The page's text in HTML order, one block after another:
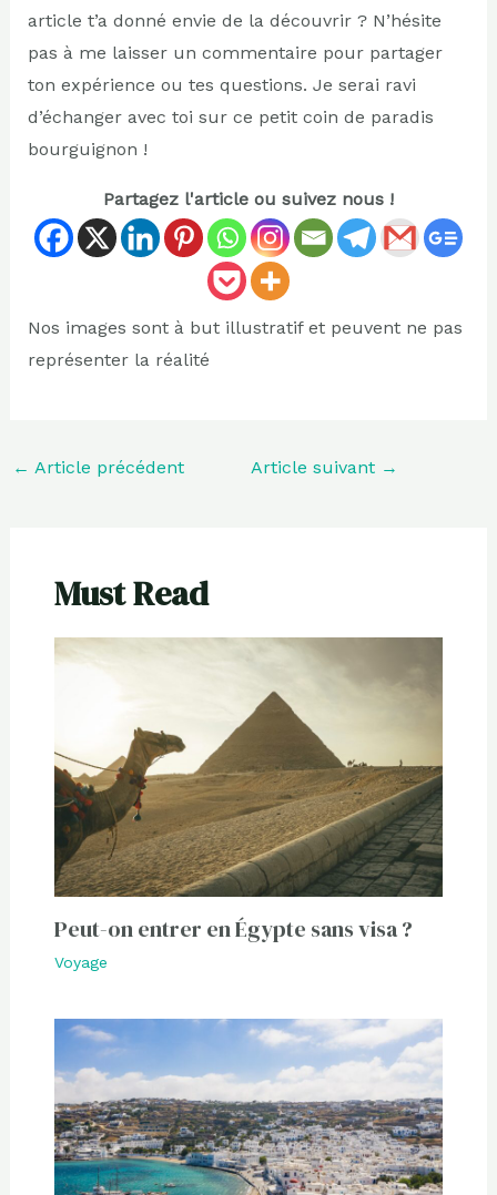
article t’a donné envie de la découvrir ? N’hésite
pas à me laisser un commentaire pour partager
ton expérience ou tes questions. Je serai ravi
d’échanger avec toi sur ce petit coin de paradis
bourguignon !
Partagez l'article ou suivez nous !
Nos images sont à but illustratif et peuvent ne pas
représenter la réalité
← Article précédent Article suivant →
Must Read
Peut-on entrer en Égypte sans visa ?
Voyage